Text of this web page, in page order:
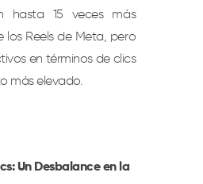
hasta 15 veces más
los Reels de Meta, pero
en términos de clics
más elevado.
Un Desbalance en la